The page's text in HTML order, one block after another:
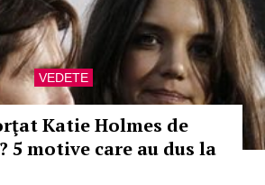
VEDETE
Katie Holmes de
5 motive care au dus la